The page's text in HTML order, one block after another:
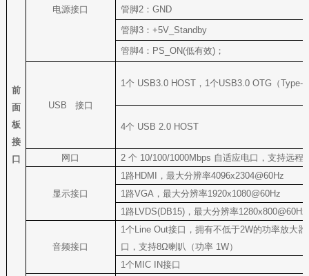
前
面
板
接
口
电源接口
管脚2：GND
管脚3：+5V_Standby
管脚4：PS_ON(低有效)；
USB 接口
1个 USB3.0 HOST，1个USB3.0 OTG（Type-
4个 USB 2.0 HOST
网口 2 个 10/100/1000Mbps 自适应电口，支持远程
显示接口
1 路HDMI，最大分辨率4096x2304@60Hz
1 路VGA，最大分辨率1920x1080@60Hz
1 路LVDS(DB15)，最大分辨率1280x800@60Hz
音频接口
1个Line Out接口，拥有不低于2W的功率放大
口，支持8Ω喇叭（功率 1W）
1个MIC IN接口